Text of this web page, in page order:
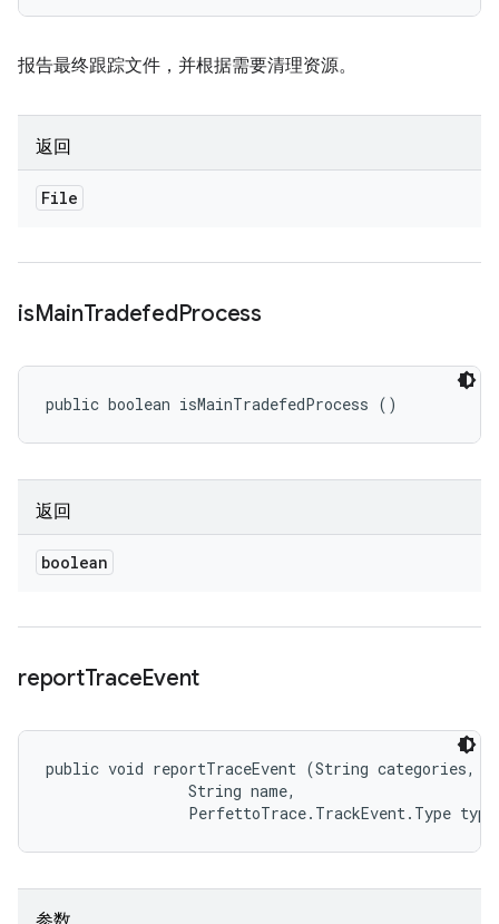
报告最终跟踪文件，并根据需要清理资源。
返回
File
isMainTradefedProcess
public boolean isMainTradefedProcess ()
返回
boolean
reportTraceEvent
public void reportTraceEvent (String categories,
                String name,
PerfettoTrace.TrackEvent.Type